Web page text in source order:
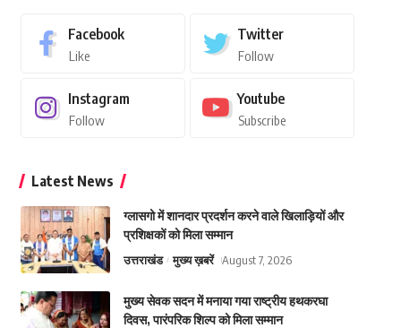
Facebook
Like
Twitter
Follow
Instagram
Follow
Youtube
Subscribe
Latest News
ग्लासगो में शानदार प्रदर्शन करने वाले खिलाड़ियों और
प्रशिक्षकों को मिला सम्मान
उत्तराखंड मुख्य ख़बरें August 7, 2026
मुख्य सेवक सदन में मनाया गया राष्ट्रीय हथकरघा
दिवस, पारंपरिक शिल्प को मिला सम्मान